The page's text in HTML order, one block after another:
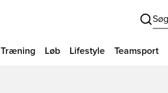
Søg
Træning Løb Lifestyle Teamsport